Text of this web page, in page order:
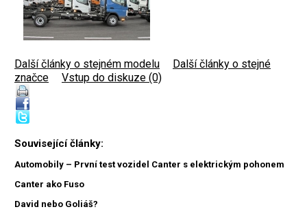
Další články o stejném modelu
Další články o stejné
značce
Vstup do diskuze (0)
Související články:
Automobily – První test vozidel Canter s elektrickým pohonem
Canter ako Fuso
David nebo Goliáš?